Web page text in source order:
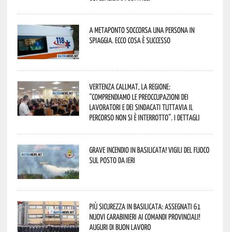
A Metaponto soccorsa una persona in
spiaggia. Ecco cosa è successo
Vertenza CallMat, la Regione:
“comprendiamo le preoccupazioni dei
lavoratori e dei sindacati tuttavia il
percorso non si è interrotto”. I dettagli
Grave incendio in Basilicata! Vigili del fuoco
sul posto da ieri
Più sicurezza in Basilicata: assegnati 61
nuovi Carabinieri ai Comandi provinciali!
Auguri di buon lavoro